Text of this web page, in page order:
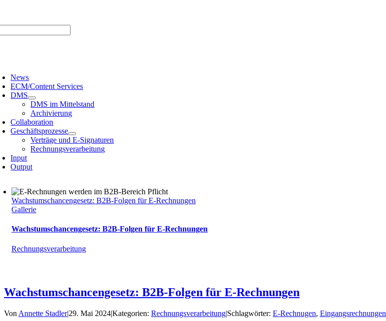
News
ECM/Content Services
DMS
DMS im Mittelstand
Archivierung
Collaboration
Geschäftsprozesse
Verträge und E-Signaturen
Rechnungsverarbeitung
Input
Output
Wachstumschancengesetz: B2B-Folgen für E-Rechnungen
Gallerie
Wachstumschancengesetz: B2B-Folgen für E-Rechnungen
Rechnungsverarbeitung
Wachstumschancengesetz: B2B-Folgen für E-Rechnungen
Von Annette Stadler|29. Mai 2024|Kategorien:Rechnungsverarbeitung|Schlagwörter:E-Rechnugen,Eingangsrechnungen